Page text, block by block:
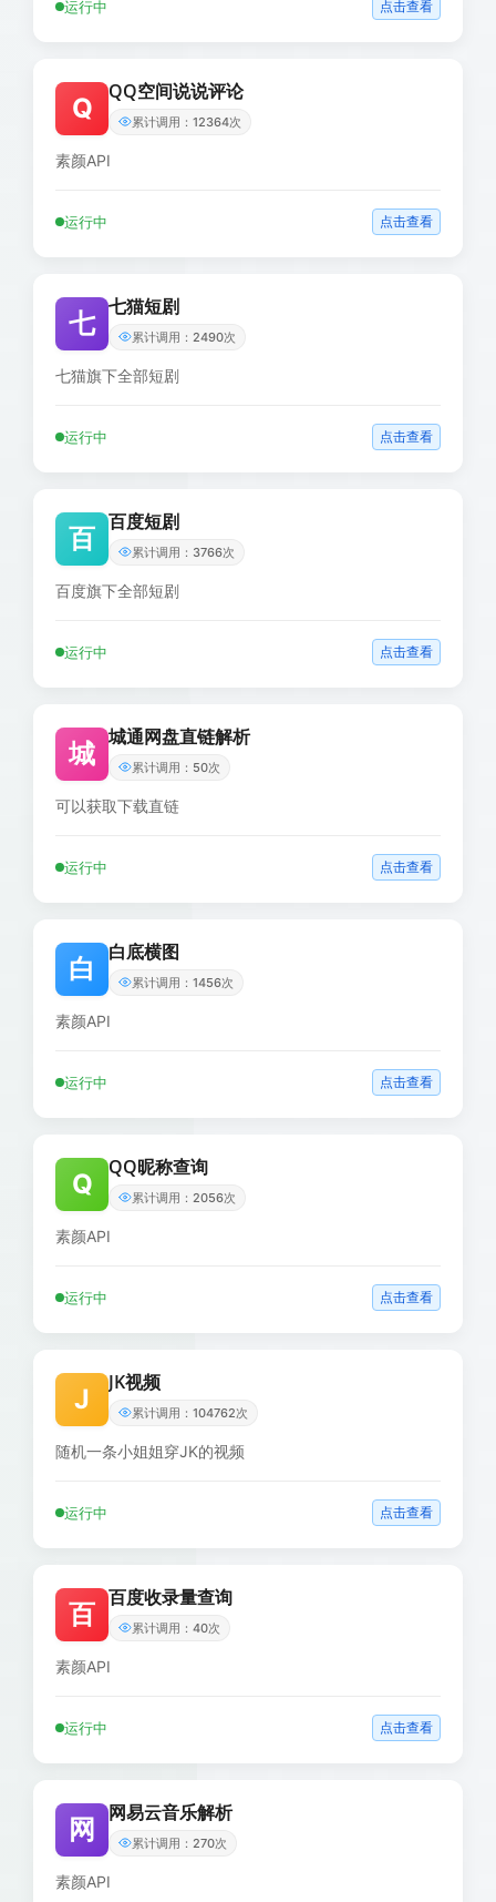
运行中 点击查看
Q
QQ空间说说评论
累计调用：12364次
素颜API
运行中 点击查看
七
七猫短剧
累计调用：2490次
七猫旗下全部短剧
运行中 点击查看
百
百度短剧
累计调用：3766次
百度旗下全部短剧
运行中 点击查看
城
城通网盘直链解析
累计调用：50次
可以获取下载直链
运行中 点击查看
白
白底横图
累计调用：1456次
素颜API
运行中 点击查看
Q
QQ昵称查询
累计调用：2056次
素颜API
运行中 点击查看
J
JK视频
累计调用：104762次
随机一条小姐姐穿JK的视频
运行中 点击查看
百
百度收录量查询
累计调用：40次
素颜API
运行中 点击查看
网
网易云音乐解析
累计调用：270次
素颜API